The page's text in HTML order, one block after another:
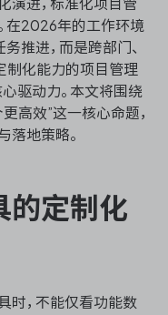
演进，标准化项目管
在2026年的工作环境
推进，而是跨部门、
制化能力的项目管理
驱动力。本文将围绕
高效”这一核心命题，
落地策略。
的定制化
时，不能仅看功能数